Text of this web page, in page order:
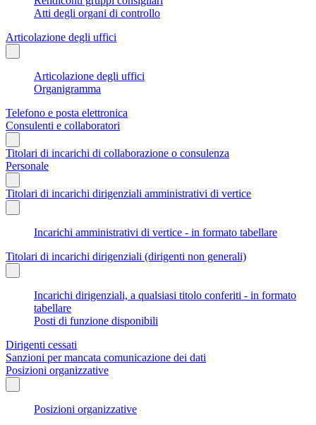
Atti degli organi di controllo
Articolazione degli uffici
Articolazione degli uffici
Organigramma
Telefono e posta elettronica
Consulenti e collaboratori
Titolari di incarichi di collaborazione o consulenza
Personale
Titolari di incarichi dirigenziali amministrativi di vertice
Incarichi amministrativi di vertice - in formato tabellare
Titolari di incarichi dirigenziali (dirigenti non generali)
Incarichi dirigenziali, a qualsiasi titolo conferiti - in formato
tabellare
Posti di funzione disponibili
Dirigenti cessati
Sanzioni per mancata comunicazione dei dati
Posizioni organizzative
Posizioni organizzative